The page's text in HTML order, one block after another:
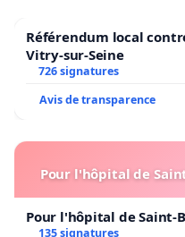
Certaines lignes de
supprimées, rendant
centre-ville difficiles.
Incompatibilité avec
Référendum local
Vitry-sur-Seine
726 signatures
Avis de transparence
Pour l'hôpital de
Pour l'hôpital de Saint-
135 signatures